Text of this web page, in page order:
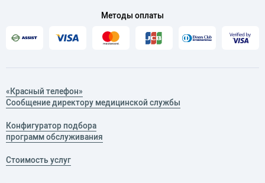
Методы оплаты
«Красный телефон»
Сообщение директору медицинской службы
Конфигуратор подбора
программ обслуживания
Стоимость услуг